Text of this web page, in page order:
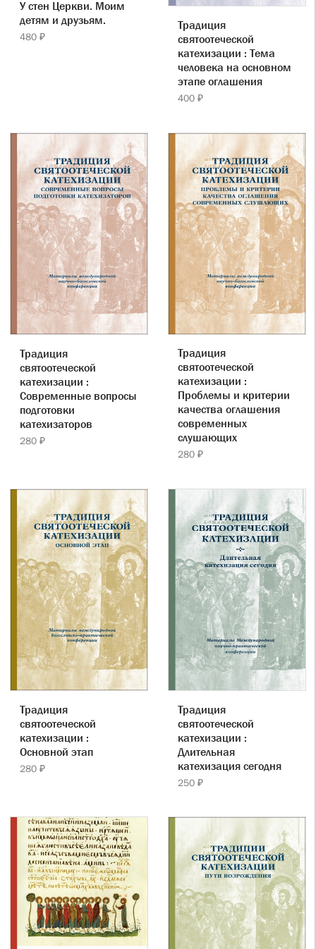
У стен Церкви. Моим
детям и друзьям.
480 ₽
Традиция
святоотеческой
катехизации : Тема
человека на основном
этапе оглашения
400 ₽
Традиция
святоотеческой
катехизации :
Современные вопросы
подготовки
катехизаторов
280 ₽
Традиция
святоотеческой
катехизации :
Проблемы и критерии
качества оглашения
современных
слушающих
280 ₽
Традиция
святоотеческой
катехизации :
Основной этап
280 ₽
Традиция
святоотеческой
катехизации :
Длительная
катехизация сегодня
250 ₽